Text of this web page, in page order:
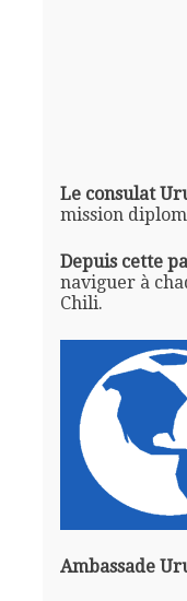
Le consulat
mission
Depuis cette
naviguer à
Chili.
Ambassade